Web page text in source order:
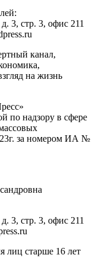
3, стр. 3, офис 211
канал,
на жизнь
по надзору в сфере
за номером ИА №
3, стр. 3, офис 211
лиц старше 16 лет